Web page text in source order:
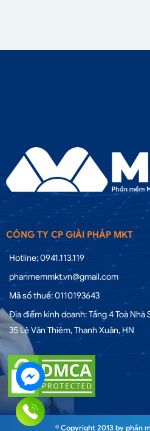
CÔNG TY CP GIẢI PHÁP MKT
Hotline: 0941.113.119
phanmemmkt.vn@gmail.com
Mã số thuế: 0110193643
Địa điểm kinh doanh: Tầng 4 Toà Nhà
35 Lê Văn Thiêm, Thanh Xuân, HN
© Copyright 2013 by phần